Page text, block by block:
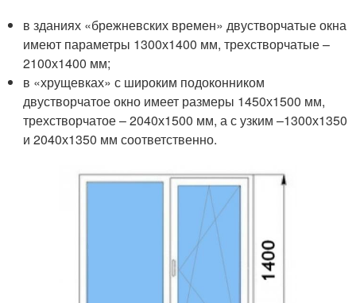
в зданиях «брежневских времен» двустворчатые окна
имеют параметры 1300х1400 мм, трехстворчатые –
2100х1400 мм;
в «хрущевках» с широким подоконником
двустворчатое окно имеет размеры 1450х1500 мм,
трехстворчатое – 2040х1500 мм, а с узким –1300х1350
и 2040х1350 мм соответственно.